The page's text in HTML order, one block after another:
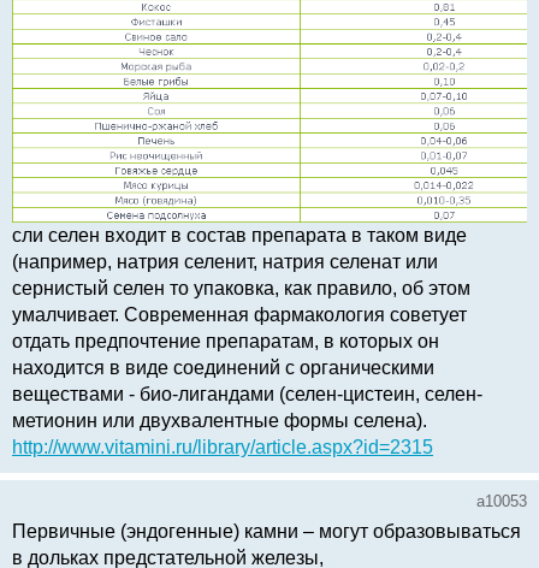
сли селен входит в состав препарата в таком виде
(например, натрия селенит, натрия селенат или
сернистый селен то упаковка, как правило, об этом
умалчивает. Современная фармакология советует
отдать предпочтение препаратам, в которых он
находится в виде соединений с органическими
веществами - био-лигандами (селен-цистеин, селен-
метионин или двухвалентные формы селена).
http://www.vitamini.ru/library/article.aspx?id=2315
a10053
Первичные (эндогенные) камни – могут образовываться
в дольках предстательной железы,